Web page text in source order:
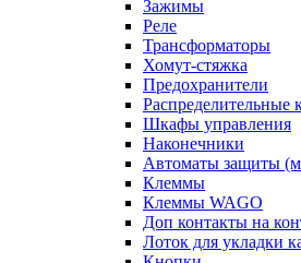
Зажимы
Реле
Трансформаторы
Хомут-стяжка
Предохранители
Распределительные
Шкафы управления
Наконечники
Автоматы защиты
Клеммы
Клеммы WAGO
Доп контакты на
Лоток для укладки